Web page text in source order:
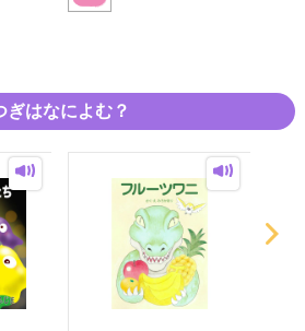
ぎはなによむ？